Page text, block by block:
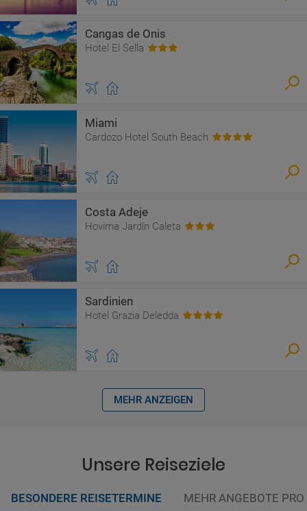
Cangas de Onis
Hotel El Sella
Miami
Cardozo Hotel South Beach
Costa Adeje
Hovima Jardín Caleta
Sardinien
Hotel Grazia Deledda
MEHR ANZEIGEN
Unsere Reiseziele
BESONDERE REISETERMINE MEHR ANGEBOTE